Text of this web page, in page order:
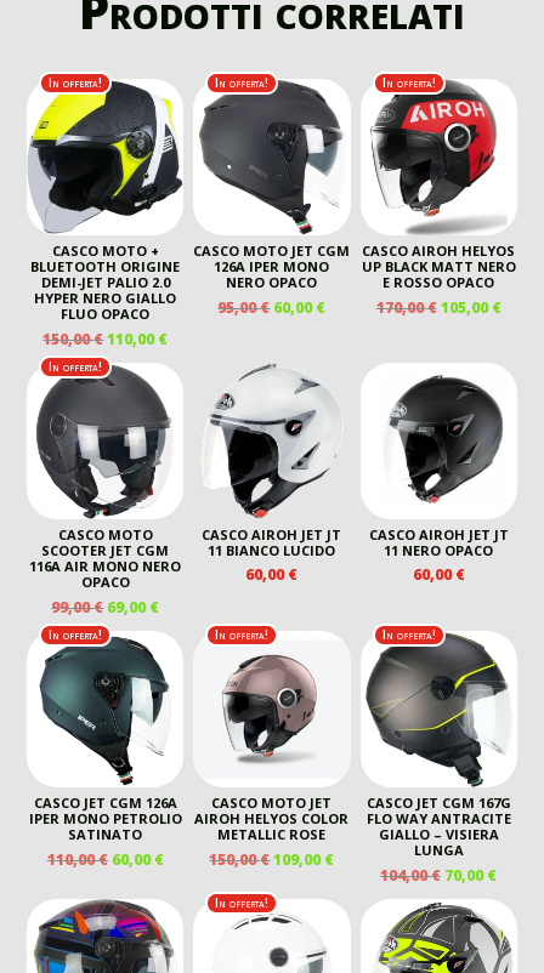
In offerta!
CASCO MOTO +
BLUETOOTH ORIGINE
DEMI-JET PALIO 2.0
HYPER NERO GIALLO
FLUO OPACO
150,00€IL
PREZZO
ORIGINALE
150,00 €.
110,00€IL
ATTUALE
110,00 €.
In offerta!
CASCO MOTO JET CGM
126A IPER MONO
NERO OPACO
95,00€ IL
ERA:
95,00 €.
60,00€IL
60,00 €.
In offerta!
CASCO AIROH HELYOS
UP BLACK MATT NERO
E ROSSO OPACO
170,00€ IL
ERA:
170,00 €.
105,00€IL
È:
In offerta!
CASCO MOTO
SCOOTER JET CGM
116A AIR MONO NERO
OPACO
99,00€ IL
PREZZO
ORIGINALE
ERA:
99,00 €.
69,00€IL
PREZZO
ATTUALE
È:
69,00 €.
CASCO AIROH JET JT
11 BIANCO LUCIDO
60,00€
CASCO AIROH JET JT
11 NERO OPACO
60,00€
In offerta!
CASCO JET CGM 126A
IPER MONO PETROLIO
SATINATO
110,00€ IL
ORIGINALE
ERA:
110,00 €.
60,00€IL
ATTUALE
È:
60,00 €.
In offerta!
CASCO MOTO JET
AIROH HELYOS COLOR
METALLIC ROSE
150,00€IL
ORIGINALE
ERA:
150,00 €.
109,00€IL
PREZZO
ATTUALE
109,00 €.
In offerta!
CASCO JET CGM 167G
FLO WAY ANTRACITE
GIALLO – VISIERA
LUNGA
104,00€ IL
PREZZO
ORIGINALE
ERA:
104,00 €.
70,00€IL
È:
70,00
In offerta!